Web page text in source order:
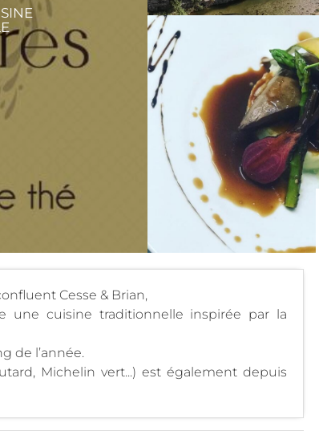
Cesse & Brian,
une cuisine traditionnelle inspirée par la
de l’année.
Michelin vert...) est également depuis